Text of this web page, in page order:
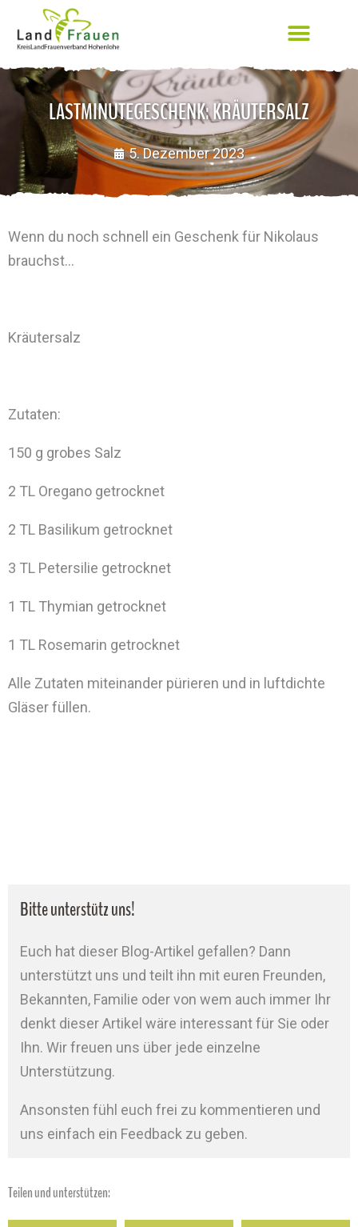
LASTMINUTEGESCHENK: KRÄUTERSALZ
5. Dezember 2023
Wenn du noch schnell ein Geschenk für Nikolaus
brauchst…
Kräutersalz
Zutaten:
150 g grobes Salz
2 TL Oregano getrocknet
2 TL Basilikum getrocknet
3 TL Petersilie getrocknet
1 TL Thymian getrocknet
1 TL Rosemarin getrocknet
Alle Zutaten miteinander pürieren und in luftdichte
Gläser füllen.
Bitte unterstütz uns!
Euch hat dieser Blog-Artikel gefallen? Dann
unterstützt uns und teilt ihn mit euren Freunden,
Bekannten, Familie oder von wem auch immer Ihr
denkt dieser Artikel wäre interessant für Sie oder
Ihn. Wir freuen uns über jede einzelne
Unterstützung.
Ansonsten fühl euch frei zu kommentieren und
uns einfach ein Feedback zu geben.
Teilen und unterstützen: